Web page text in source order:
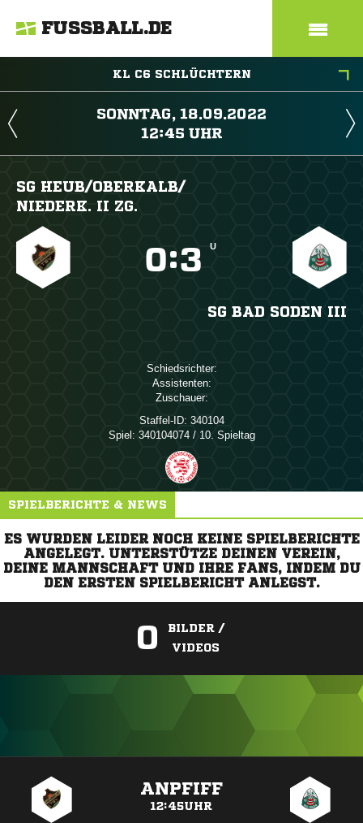
FUSSBALL.DE
KL C6 SCHLÜCHTERN
 
 
SG HEUB/​OBERKALB/​
NIEDERK. II ZG.
: U
SG BAD SODEN III
Schiedsrichter:
Assistenten:
Zuschauer:
Staffel-ID: 340104
Spiel: 340104074 / 10. Spieltag
SPIELBERICHTE & NEWS
ES WURDEN LEIDER NOCH KEINE SPIELBERICHTE
ANGELEGT. UNTERSTÜTZE DEINEN VEREIN,
DEINE MANNSCHAFT UND IHRE FANS, INDEM DU
DEN ERSTEN SPIELBERICHT ANLEGST.
0
BILDER /
VIDEOS
ANPFIFF
12:45UHR